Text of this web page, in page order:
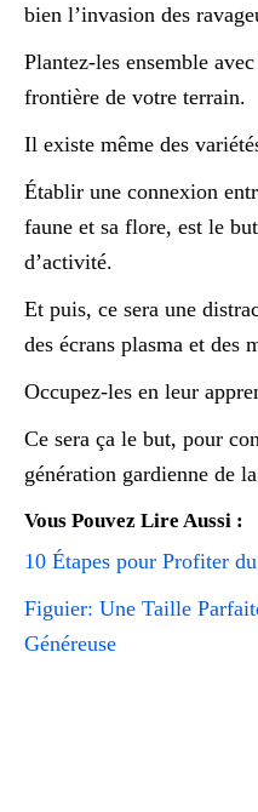
bien l’invasion des
Plantez-les ensemble
frontière de votre terrain.
Il existe même des
Établir une connexion
faune et sa flore, est le
d’activité.
Et puis, ce sera une
des écrans plasma et des
Occupez-les en leur
Ce sera ça le but, pour
génération gardienne de
Vous Pouvez Lire Aussi :
10 Étapes pour Profiter
Figuier: Une Taille
Généreuse